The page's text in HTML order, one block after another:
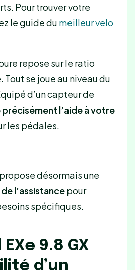
Pour trouver votre
le guide du meilleur velo
repose sur le ratio
se joue au niveau du
d’un capteur de
l’aide à votre
les pédales.
désormais une
l’assistancepour
spécifiques.
9.8 GX
d’un